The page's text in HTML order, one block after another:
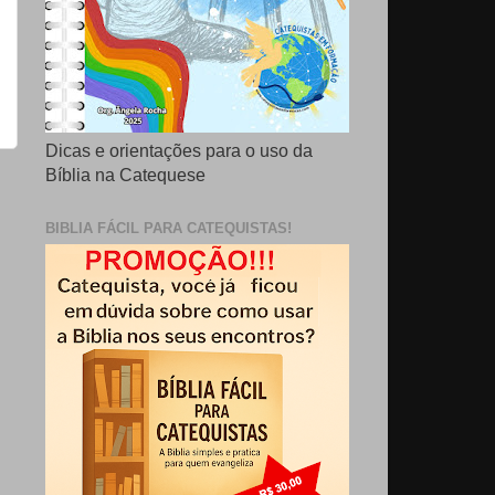
Dicas e orientações para o uso da
Bíblia na Catequese
BIBLIA FÁCIL PARA CATEQUISTAS!